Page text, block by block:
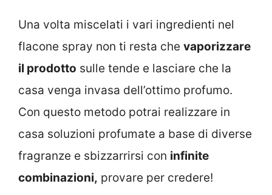
Una volta miscelati i vari ingredienti nel
flacone spray non ti resta che vaporizzare
il prodotto sulle tende e lasciare che la
casa venga invasa dell’ottimo profumo.
Con questo metodo potrai realizzare in
casa soluzioni profumate a base di diverse
fragranze e sbizzarrirsi con infinite
combinazioni, provare per credere!